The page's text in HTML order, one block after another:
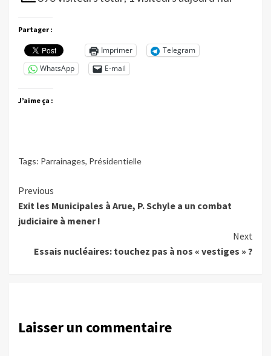
Partager :
Imprimer
Telegram
WhatsApp
E-mail
J’aime ça :
Tags: Parrainages, Présidentielle
Continue
Reading
Previous
Exit les Municipales à Arue, P. Schyle a un combat
judiciaire à mener !
Next
Essais nucléaires: touchez pas à nos « vestiges » ?
Laisser un commentaire